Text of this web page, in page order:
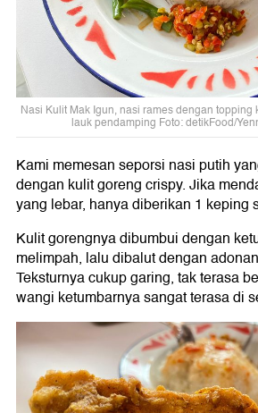
Nasi Kulit Mak Igun, nasi rames dengan
lauk pendamping Foto: detikFood/
Kami memesan seporsi nasi putih
dengan kulit goreng crispy. Jika
yang lebar, hanya diberikan 1 keping
Kulit gorengnya dibumbui dengan
melimpah, lalu dibalut dengan
Teksturnya cukup garing, tak terasa
wangi ketumbarnya sangat terasa di